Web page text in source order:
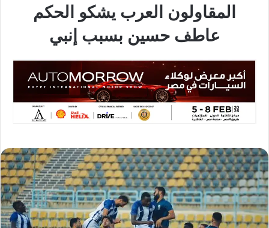
المقاولون العرب يشكو الحكم
عاطف حسين بسبب إنبي